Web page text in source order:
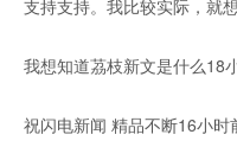
支持支持。我比较实际，就
我想知道茘枝新文是什么18
祝闪电新闻 精品不断16小时